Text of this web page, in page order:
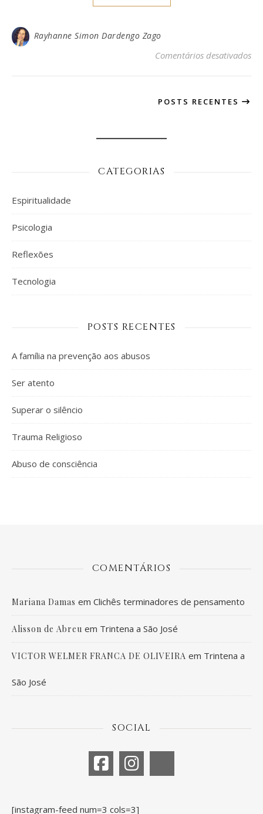
Rayhanne Simon Dardengo Zago
Comentários desativados
POSTS RECENTES
CATEGORIAS
Espiritualidade
Psicologia
Reflexões
Tecnologia
POSTS RECENTES
A família na prevenção aos abusos
Ser atento
Superar o silêncio
Trauma Religioso
Abuso de consciência
COMENTÁRIOS
Mariana Damas em Clichês terminadores de pensamento
Alisson de Abreu em Trintena a São José
VICTOR WELMER FRANCA DE OLIVEIRA em Trintena a
São José
SOCIAL
[instagram-feed num=3 cols=3]